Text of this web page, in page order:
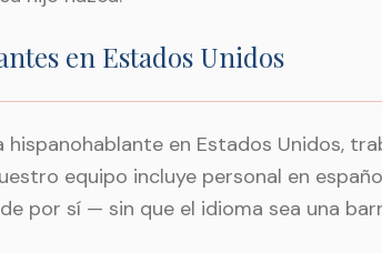
en Estados Unidos
en Estados Unidos,
equipo incluye personal en
por sí — sin que el idioma sea una